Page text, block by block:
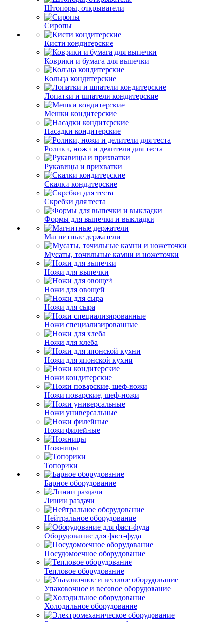
Штопоры, открыватели
Сиропы
Кисти кондитерские
Коврики и бумага для выпечки
Кольца кондитерские
Лопатки и шпатели кондитерские
Мешки кондитерские
Насадки кондитерские
Ролики, ножи и делители для теста
Рукавицы и прихватки
Скалки кондитерские
Скребки для теста
Формы для выпечки и выкладки
Магнитные держатели
Мусаты, точильные камни и ножеточки
Ножи для выпечки
Ножи для овощей
Ножи для сыра
Ножи специализированные
Ножи для хлеба
Ножи для японской кухни
Ножи кондитерские
Ножи поварские, шеф-ножи
Ножи универсальные
Ножи филейные
Ножницы
Топорики
Барное оборудование
Линии раздачи
Нейтральное оборудование
Оборудование для фаст-фуда
Посудомоечное оборудование
Тепловое оборудование
Упаковочное и весовое оборудование
Холодильное оборудование